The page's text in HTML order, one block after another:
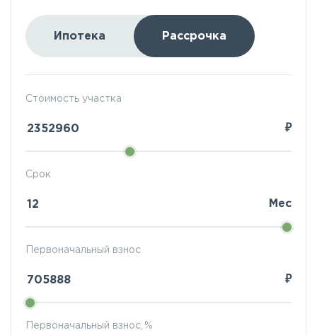
Ипотека Рассрочка
Стоимость участка
₽
Первоначальный взнос
₽
Срок
Мес
Первоначальный взнос, %